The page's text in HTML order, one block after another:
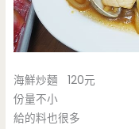
海鮮炒麵 120元
份量不小
給的料也很多